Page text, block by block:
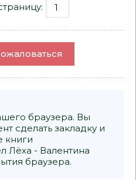
браузера. Вы
сделать закладку и
книги
Лёха - Валентина
браузера.